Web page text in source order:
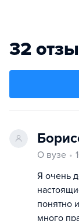
32
О вузе
Я очень
понятно
много